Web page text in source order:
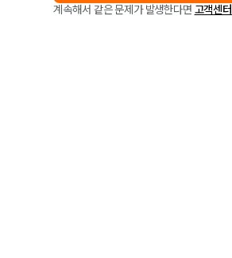
계속해서 같은 문제가 발생한다면 고객센터